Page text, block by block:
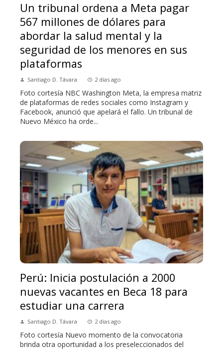
Un tribunal ordena a Meta pagar
567 millones de dólares para
abordar la salud mental y la
seguridad de los menores en sus
plataformas
Santiago D. Távara 2 días ago
Foto cortesía NBC Washington Meta, la empresa matriz
de plataformas de redes sociales como Instagram y
Facebook, anunció que apelará el fallo. Un tribunal de
Nuevo México ha orde...
Perú: Inicia postulación a 2000
nuevas vacantes en Beca 18 para
estudiar una carrera
Santiago D. Távara 2 días ago
Foto cortesía Nuevo momento de la convocatoria
brinda otra oportunidad a los preseleccionados del